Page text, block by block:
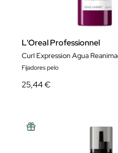
L'Oreal Professionnel
Curl Expression Agua
Fijadores pelo
25,44 €